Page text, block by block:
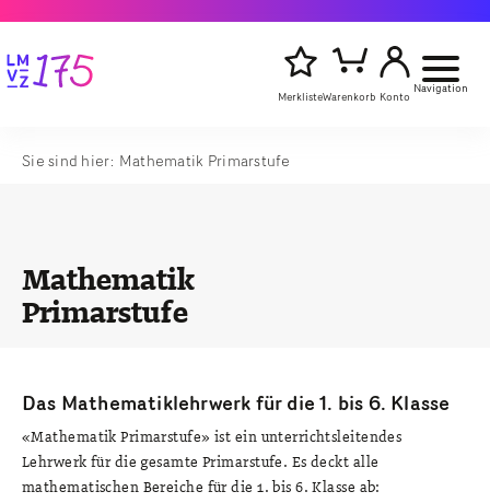
MerklisteWarenkorb Konto
Navigation
Sie sind hier: Mathematik Primarstufe
Mathematik
Primarstufe
Das Mathematiklehrwerk für die 1. bis 6. Klasse
«Mathematik Primarstufe» ist ein unterrichtsleitendes
Lehrwerk für die gesamte Primarstufe. Es deckt alle
mathematischen Bereiche für die 1. bis 6. Klasse ab:
eingeben